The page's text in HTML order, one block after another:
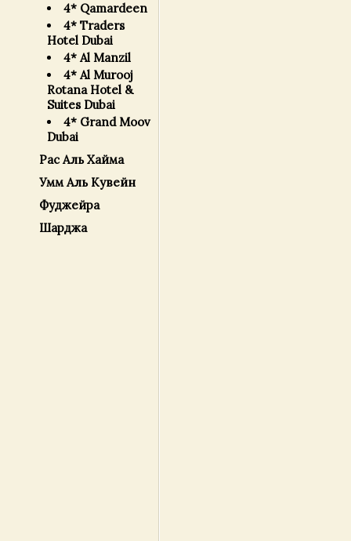
4* Qamardeen
4* Traders
Hotel Dubai
4* Al Manzil
4* Al Murooj
Rotana Hotel &
Suites Dubai
4* Grand Moov
Dubai
Рас Аль Хайма
Умм Аль Кувейн
Фуджейра
Шарджа